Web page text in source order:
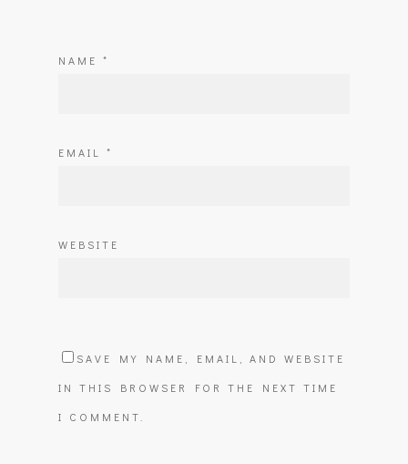
NAME *
EMAIL *
WEBSITE
SAVE MY NAME, EMAIL, AND WEBSITE
IN THIS BROWSER FOR THE NEXT TIME
I COMMENT.